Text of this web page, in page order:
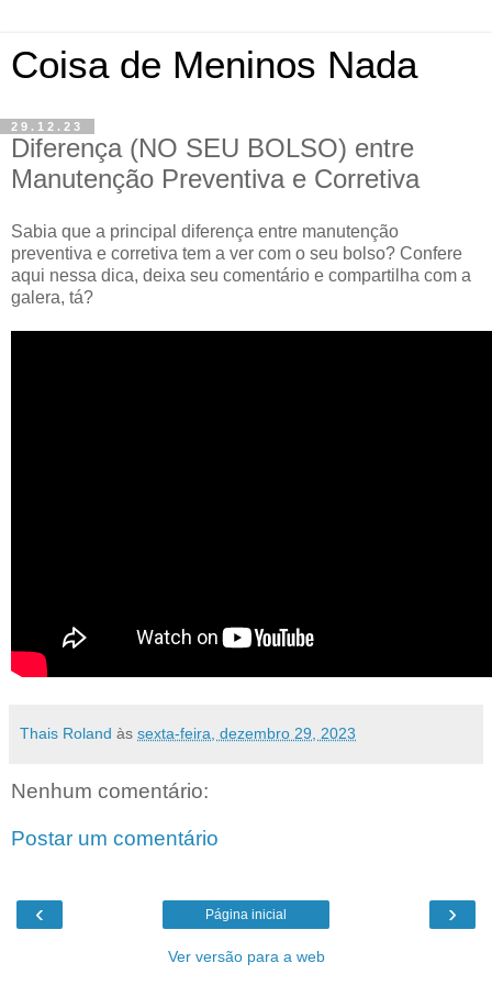
Coisa de Meninos Nada
29.12.23
Diferença (NO SEU BOLSO) entre
Manutenção Preventiva e Corretiva
Sabia que a principal diferença entre manutenção
preventiva e corretiva tem a ver com o seu bolso? Confere
aqui nessa dica, deixa seu comentário e compartilha com a
galera, tá?
Thais Roland às sexta-feira, dezembro 29, 2023
Nenhum comentário:
Postar um comentário
‹ ›
Página inicial
Ver versão para a web